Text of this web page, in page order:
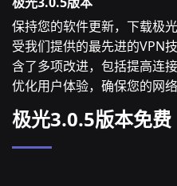
保持您的软件更新，下载极
受我们提供的最先进的VPN
含了多项改进，包括提高连
优化用户体验，确保您的网
极光3.0.5版本免费